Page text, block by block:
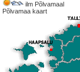
ilm Põlvamaal
Põlvamaa kaart